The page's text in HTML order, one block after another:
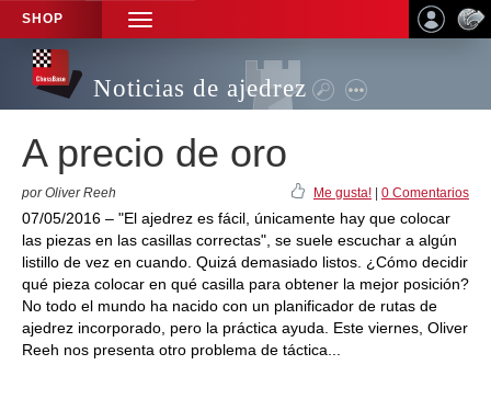
SHOP
TOGGLE
NAVIGATION
Noticias de ajedrez
A precio de oro
por Oliver Reeh Me gusta! 0 Comentarios
07/05/2016 – "El ajedrez es fácil, únicamente hay que colocar
las piezas en las casillas correctas", se suele escuchar a algún
listillo de vez en cuando. Quizá demasiado listos. ¿Cómo decidir
qué pieza colocar en qué casilla para obtener la mejor posición?
No todo el mundo ha nacido con un planificador de rutas de
ajedrez incorporado, pero la práctica ayuda. Este viernes, Oliver
Reeh nos presenta otro problema de táctica...